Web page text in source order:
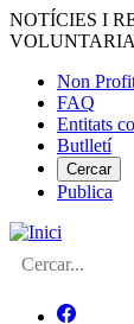
Vés
al
NOTÍCIES I
Menú
del
compte
d'usuari
Non
FAQ
Entitats
Butlletí
Cercar
Publica
Cerca